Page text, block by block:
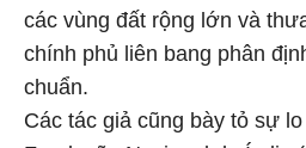
các vùng đất rộng lớn và
chính phủ liên bang phân
chuẩn.
Các tác giả cũng bày tỏ sự